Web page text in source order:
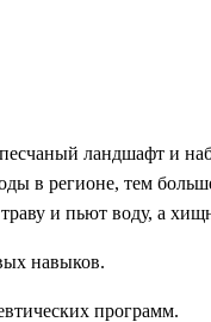
ландшафт и
в регионе, тем
и пьют воду, а
навыков.
программ.